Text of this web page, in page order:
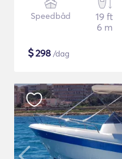
Speedbåd
19 ft
6 m
$298 /dag